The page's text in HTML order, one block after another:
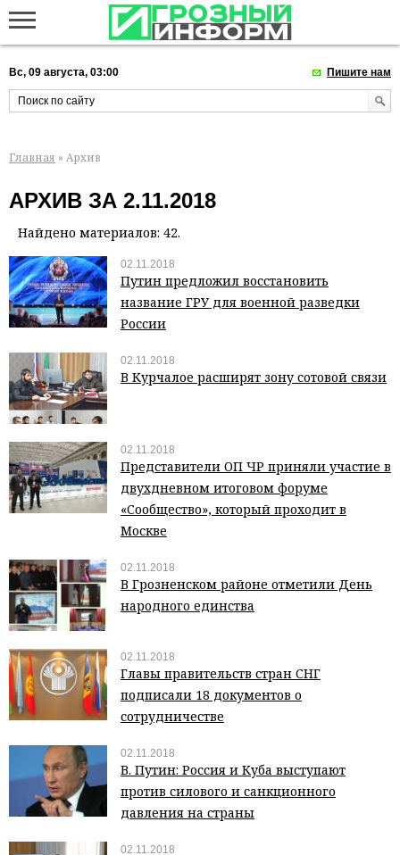
Вс, 09 августа, 03:00 Пишите нам
Главная » Архив
АРХИВ ЗА 2.11.2018
Найдено материалов: 42.
02.11.2018
Путин предложил восстановить
название ГРУ для военной разведки
России
02.11.2018
В Курчалое расширят зону сотовой связи
02.11.2018
Представители ОП ЧР приняли участие в
двухдневном итоговом форуме
«Сообщество», который проходит в
Москве
02.11.2018
В Грозненском районе отметили День
народного единства
02.11.2018
Главы правительств стран СНГ
подписали 18 документов о
сотрудничестве
02.11.2018
В. Путин: Россия и Куба выступают
против силового и санкционного
давления на страны
02.11.2018